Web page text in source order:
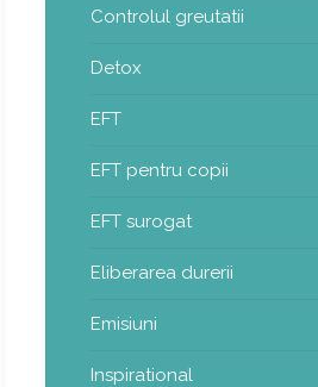
Controlul greutatii
Detox
EFT
EFT pentru copii
EFT surogat
Eliberarea durerii
Emisiuni
Inspirational